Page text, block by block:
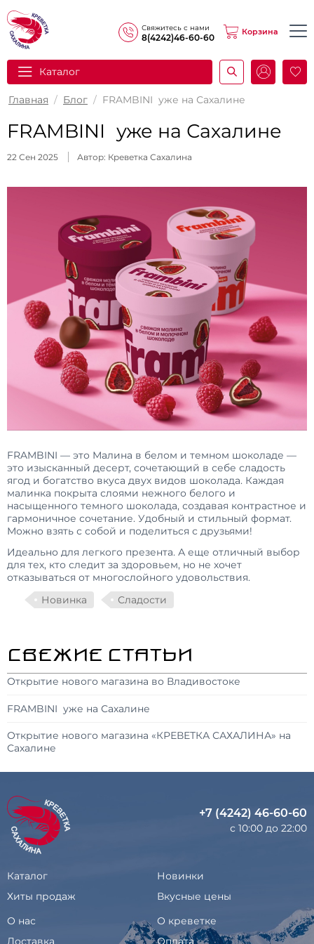
Свяжитесь с нами
8(4242)46-60-60
Корзина
Каталог
Главная / Блог / FRAMBINI уже на Сахалине
FRAMBINI уже на Сахалине
22 Сен 2025 Автор: Креветка Сахалина
FRAMBINI — это Малина в белом и темном шоколаде —
это изысканный десерт, сочетающий в себе сладость
ягод и богатство вкуса двух видов шоколада. Каждая
малинка покрыта слоями нежного белого и
насыщенного темного шоколада, создавая контрастное и
гармоничное сочетание. Удобный и стильный формат.
Можно взять с собой и поделиться с друзьями!
Идеально для легкого презента. А еще отличный выбор
для тех, кто следит за здоровьем, но не хочет
отказываться от многослойного удовольствия.
Новинка
Сладости
СВЕЖИЕ СТАТЬИ
Открытие нового магазина во Владивостоке
FRAMBINI уже на Сахалине
Открытие нового магазина «КРЕВЕТКА САХАЛИНА» на
Сахалине
+7 (4242) 46-60-60
с 10:00 до 22:00
Каталог
Новинки
Хиты продаж
Вкусные цены
О нас
О креветке
Доставка
Оплата